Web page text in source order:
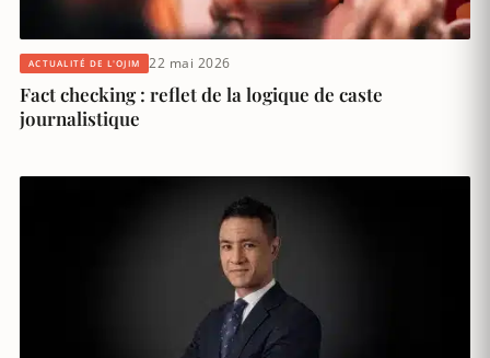
ACTUALITÉ DE L'OJIM 22 mai 2026
Fact checking : reflet de la logique de caste
journalistique